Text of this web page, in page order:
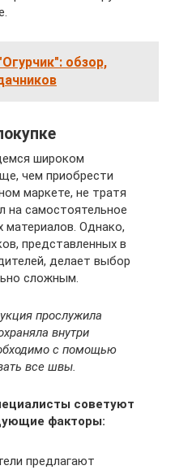
обзор,
широком
чем приобрести
маркете, не тратя
на самостоятельное
материалов. Однако,
представленных в
делает выбор
сложным.
прослужила
внутри
с помощью
все швы.
советуют
факторы:
предлагают